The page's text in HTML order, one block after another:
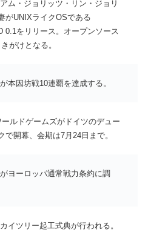
ム・ジョリッツ・リン・ジョリ
がUNIXライクOSである
0.1をリリース。オープンソース
がけとなる。
本因坊戦10連覇を達成する。
ルドゲームズがドイツのデュー
で開幕、会期は7月24日まで。
ヨーロッパ通常戦力条約に調
イツリー起工式典が行われる。